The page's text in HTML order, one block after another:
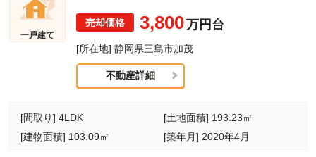
一戸建て
3,800万円台
[所在地] 静岡県三島市加茂
不動産詳細
[間取り] 4LDK
[土地面積] 193.23㎡
[建物面積] 103.09㎡
[築年月] 2020年4月